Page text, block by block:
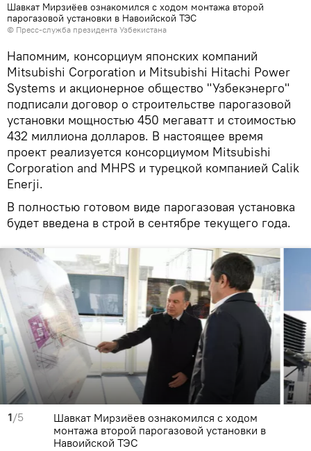
Шавкат Мирзиёев ознакомился с ходом монтажа второй
парогазовой установки в Навоийской ТЭС
© Пресс-служба президента Узбекистана
Напомним, консорциум японских компаний
Mitsubishi Corporation и Mitsubishi Hitachi Power
Systems и акционерное общество "Узбекэнерго"
подписали договор о строительстве парогазовой
установки мощностью 450 мегаватт и стоимостью
432 миллиона долларов. В настоящее время
проект реализуется консорциумом Mitsubishi
Corporation and MHPS и турецкой компанией Calik
Enerji.
В полностью готовом виде парогазовая установка
будет введена в строй в сентябре текущего года.
1/5
Шавкат Мирзиёев ознакомился с ходом
монтажа второй парогазовой установки в
Навоийской ТЭС